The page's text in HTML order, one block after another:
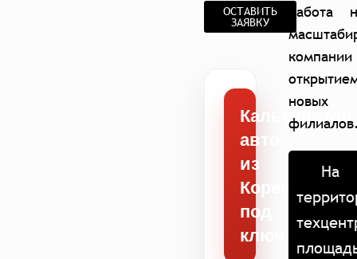
ОСТАВИТЬ
ЗАЯВКУ
Калькулятор
авто
из
Кореи
под
ключ
работа
новых
На